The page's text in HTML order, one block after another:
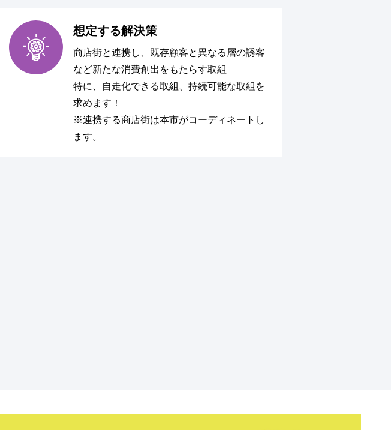
想定する解決策
商店街と連携し、既存顧客と異なる層の誘客
など新たな消費創出をもたらす取組
特に、自走化できる取組、持続可能な取組を
求めます！
※連携する商店街は本市がコーディネートし
ます。